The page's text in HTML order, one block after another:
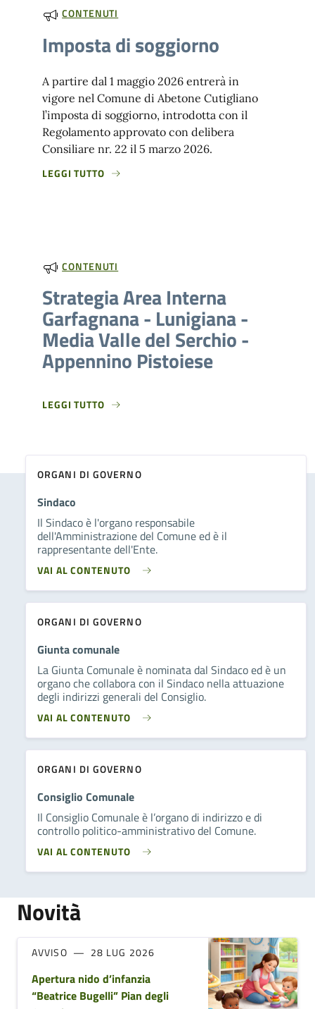
CONTENUTI
Imposta di soggiorno
A partire dal 1 maggio 2026 entrerà in
vigore nel Comune di Abetone Cutigliano
l’imposta di soggiorno, introdotta con il
Regolamento approvato con delibera
Consiliare nr. 22 il 5 marzo 2026.
LEGGI TUTTO
CONTENUTI
Strategia Area Interna
Garfagnana - Lunigiana -
Media Valle del Serchio -
Appennino Pistoiese
LEGGI TUTTO
ORGANI DI GOVERNO
Sindaco
Il Sindaco è l'organo responsabile
dell'Amministrazione del Comune ed è il
rappresentante dell'Ente.
VAI AL CONTENUTO
ORGANI DI GOVERNO
Giunta comunale
La Giunta Comunale è nominata dal Sindaco ed è un
organo che collabora con il Sindaco nella attuazione
degli indirizzi generali del Consiglio.
VAI AL CONTENUTO
ORGANI DI GOVERNO
Consiglio Comunale
Il Consiglio Comunale è l’organo di indirizzo e di
controllo politico-amministrativo del Comune.
VAI AL CONTENUTO
Novità
AVVISO 28 LUG 2026
Apertura nido d’infanzia
“Beatrice Bugelli” Pian degli